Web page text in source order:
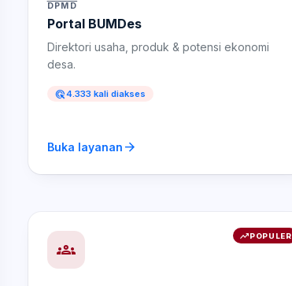
DPMD
Portal BUMDes
Direktori usaha, produk & potensi ekonomi
desa.
ads_click4.333 kali diakses
Buka layanan arrow_forward
trending_upPOPULER
groups